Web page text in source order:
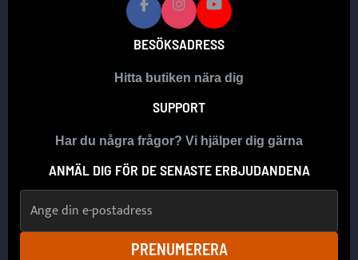
BESÖKSADRESS
Hitta butiken nära dig
SUPPORT
Har du några frågor? Vi hjälper dig gärna
ANMÄL DIG FÖR DE SENASTE ERBJUDANDENA
PRENUMERERA